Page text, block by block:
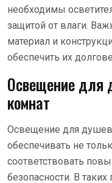
необходимы
защитой от влаги.
материал и
обеспечить их
Освещение для
комнат
Освещение для
обеспечивать не
соответствовать
безопасности. В